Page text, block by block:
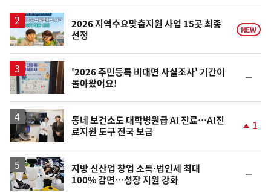
일
2026 지역수요맞춤지원 사업 15곳 최종
선정
NEW
'2026 주민등록 비대면 사실조사' 기간이
돌아왔어요!
일
동네 보건소도 대학병원급 AI 진료…AI진
료지원 도구 전국 보급
1
지방 신산업 창업 소득·법인세 최대
100% 감면…성장 지원 강화